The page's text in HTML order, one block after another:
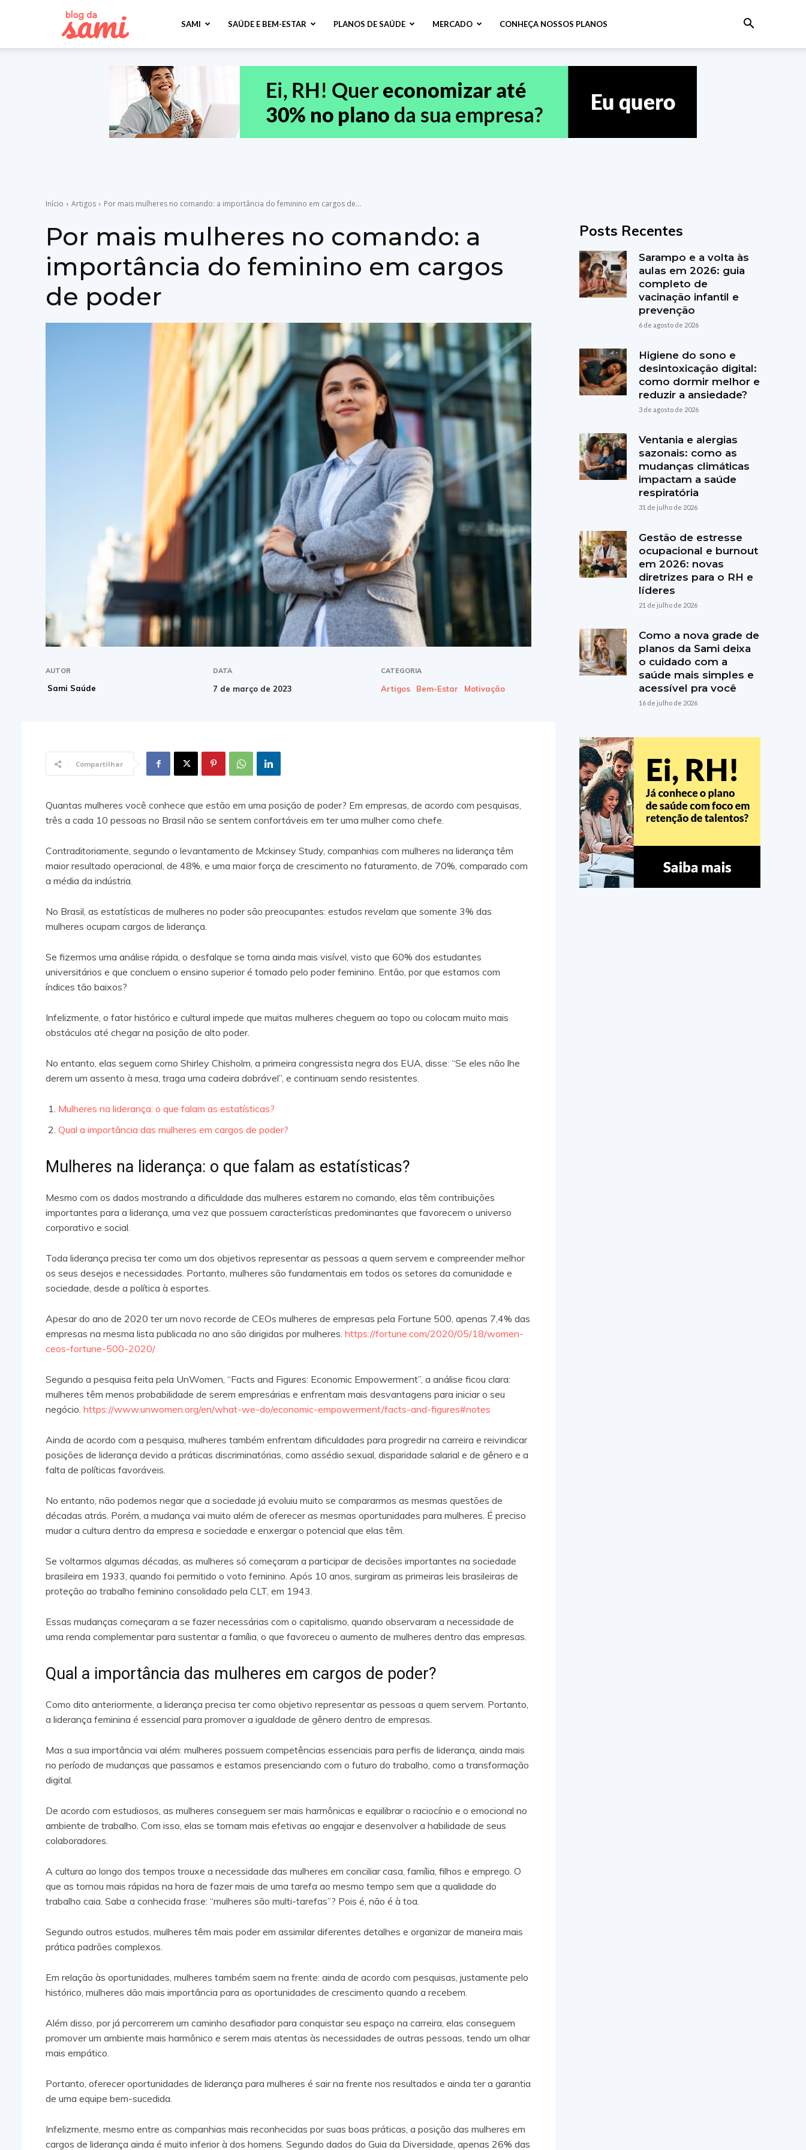
Saúde
SAMI SAÚDE E BEM-ESTAR PLANOS DE SAÚDE MERCADO CONHEÇA NOSSOS PLANOS
Início Artigos Por mais mulheres no comando: a importância do feminino em cargos de...
Por mais mulheres no comando: a
importância do feminino em cargos
de poder
AUTOR
Sami Saúde
DATA
7 de março de 2023
CATEGORIA
Artigos Bem-Estar Motivação
Compartilhar
Quantas mulheres você conhece que estão em uma posição de poder? Em empresas, de acordo com pesquisas,
três a cada 10 pessoas no Brasil não se sentem confortáveis em ter uma mulher como chefe.
Contraditoriamente, segundo o levantamento de Mckinsey Study, companhias com mulheres na liderança têm
maior resultado operacional, de 48%, e uma maior força de crescimento no faturamento, de 70%, comparado com
a média da indústria.
No Brasil, as estatísticas de mulheres no poder são preocupantes: estudos revelam que somente 3% das
mulheres ocupam cargos de liderança.
Se fizermos uma análise rápida, o desfalque se torna ainda mais visível, visto que 60% dos estudantes
universitários e que concluem o ensino superior é tomado pelo poder feminino. Então, por que estamos com
índices tão baixos?
Infelizmente, o fator histórico e cultural impede que muitas mulheres cheguem ao topo ou colocam muito mais
obstáculos até chegar na posição de alto poder.
No entanto, elas seguem como Shirley Chisholm, a primeira congressista negra dos EUA, disse: “Se eles não lhe
derem um assento à mesa, traga uma cadeira dobrável”, e continuam sendo resistentes.
Mulheres na liderança: o que falam as estatísticas?
Qual a importância das mulheres em cargos de poder?
Mulheres na liderança: o que falam as estatísticas?
Mesmo com os dados mostrando a dificuldade das mulheres estarem no comando, elas têm contribuições
importantes para a liderança, uma vez que possuem características predominantes que favorecem o universo
corporativo e social.
Toda liderança precisa ter como um dos objetivos representar as pessoas a quem servem e compreender melhor
os seus desejos e necessidades. Portanto, mulheres são fundamentais em todos os setores da comunidade e
sociedade, desde a política à esportes.
Apesar do ano de 2020 ter um novo recorde de CEOs mulheres de empresas pela Fortune 500, apenas 7,4% das
empresas na mesma lista publicada no ano são dirigidas por mulheres. https://fortune.com/2020/05/18/women-
ceos-fortune-500-2020/
Segundo a pesquisa feita pela UnWomen, “Facts and Figures: Economic Empowerment”, a análise ficou clara:
mulheres têm menos probabilidade de serem empresárias e enfrentam mais desvantagens para iniciar o seu
negócio. https://www.unwomen.org/en/what-we-do/economic-empowerment/facts-and-figures#notes
Ainda de acordo com a pesquisa, mulheres também enfrentam dificuldades para progredir na carreira e reivindicar
posições de liderança devido a práticas discriminatórias, como assédio sexual, disparidade salarial e de gênero e a
falta de políticas favoráveis.
No entanto, não podemos negar que a sociedade já evoluiu muito se compararmos as mesmas questões de
décadas atrás. Porém, a mudança vai muito além de oferecer as mesmas oportunidades para mulheres. É preciso
mudar a cultura dentro da empresa e sociedade e enxergar o potencial que elas têm.
Se voltarmos algumas décadas, as mulheres só começaram a participar de decisões importantes na sociedade
brasileira em 1933, quando foi permitido o voto feminino. Após 10 anos, surgiram as primeiras leis brasileiras de
proteção ao trabalho feminino consolidado pela CLT, em 1943.
Essas mudanças começaram a se fazer necessárias com o capitalismo, quando observaram a necessidade de
uma renda complementar para sustentar a família, o que favoreceu o aumento de mulheres dentro das empresas.
Qual a importância das mulheres em cargos de poder?
Como dito anteriormente, a liderança precisa ter como objetivo representar as pessoas a quem servem. Portanto,
a liderança feminina é essencial para promover a igualdade de gênero dentro de empresas.
Mas a sua importância vai além: mulheres possuem competências essenciais para perfis de liderança, ainda mais
no período de mudanças que passamos e estamos presenciando com o futuro do trabalho, como a transformação
digital.
De acordo com estudiosos, as mulheres conseguem ser mais harmônicas e equilibrar o raciocínio e o emocional no
ambiente de trabalho. Com isso, elas se tornam mais efetivas ao engajar e desenvolver a habilidade de seus
colaboradores.
A cultura ao longo dos tempos trouxe a necessidade das mulheres em conciliar casa, família, filhos e emprego. O
que as tornou mais rápidas na hora de fazer mais de uma tarefa ao mesmo tempo sem que a qualidade do
trabalho caia. Sabe a conhecida frase: “mulheres são multi-tarefas”? Pois é, não é à toa.
Segundo outros estudos, mulheres têm mais poder em assimilar diferentes detalhes e organizar de maneira mais
prática padrões complexos.
Em relação às oportunidades, mulheres também saem na frente: ainda de acordo com pesquisas, justamente pelo
histórico, mulheres dão mais importância para as oportunidades de crescimento quando a recebem.
Além disso, por já percorrerem um caminho desafiador para conquistar seu espaço na carreira, elas conseguem
promover um ambiente mais harmônico e serem mais atentas às necessidades de outras pessoas, tendo um olhar
mais empático.
Portanto, oferecer oportunidades de liderança para mulheres é sair na frente nos resultados e ainda ter a garantia
de uma equipe bem-sucedida.
Infelizmente, mesmo entre as companhias mais reconhecidas por suas boas práticas, a posição das mulheres em
cargos de liderança ainda é muito inferior à dos homens. Segundo dados do Guia da Diversidade, apenas 26% das
Posts Recentes
Sarampo e a volta às
aulas em 2026: guia
completo de
vacinação infantil e
prevenção
6 de agosto de 2026
Higiene do sono e
desintoxicação digital:
como dormir melhor e
reduzir a ansiedade?
3 de agosto de 2026
Ventania e alergias
sazonais: como as
mudanças climáticas
impactam a saúde
respiratória
31 de julho de 2026
Gestão de estresse
ocupacional e burnout
em 2026: novas
diretrizes para o RH e
líderes
21 de julho de 2026
Como a nova grade de
planos da Sami deixa
o cuidado com a
saúde mais simples e
acessível pra você
16 de julho de 2026